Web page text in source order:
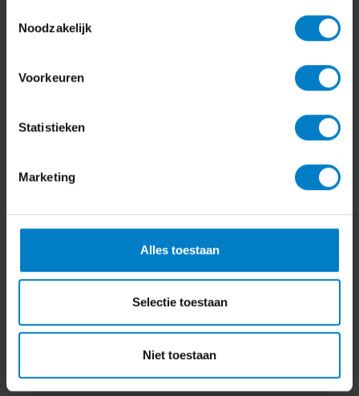
Noodzakelijk
Voorkeuren
Statistieken
Marketing
Alles toestaan
Selectie toestaan
Niet toestaan
Het volgende zet je op de factuur:
De tekst “btw verlegd”
De vergoeding per btw-tarief zoals die zou gelden als je
niet zou verleggen
Stap 3: Vul je btw-aangifte correct in (leverancier
Als er btw naar jou is verlegd (jij bent afnemer):
Je vult vergoeding + btw-bedrag in bij rubriek 2
(verleggingsregelingen binnenland) óf rubriek 4
Als jij btw hebt verlegd (jij bent leverancier):